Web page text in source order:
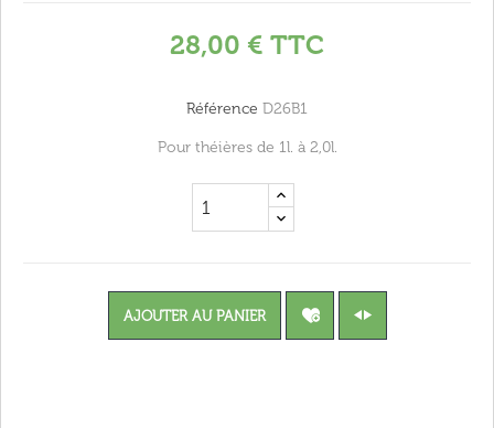
28,00 € TTC
Référence D26B1
Pour théières de 1l. à 2,0l.
AJOUTER AU PANIER